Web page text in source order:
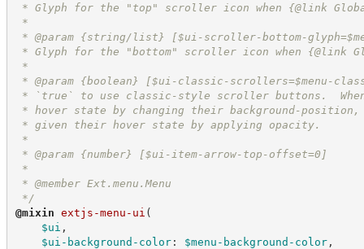
* Glyph for the "top" scroller icon when {@link
*
* @param {string/list} [$ui-scroller-bottom-
* Glyph for the "bottom" scroller icon when {@link
*
* @param {boolean} [$ui-classic-scrollers=$menu-
* `true` to use classic-style scroller buttons.
* hover state by changing their background-
* given their hover state by applying opacity.
*
* @param {number} [$ui-item-arrow-top-offset=0]
*
* @member Ext.menu.Menu
*/
@mixin extjs-menu-ui (
$ui ,
$ui-background-color: $menu-background-color,